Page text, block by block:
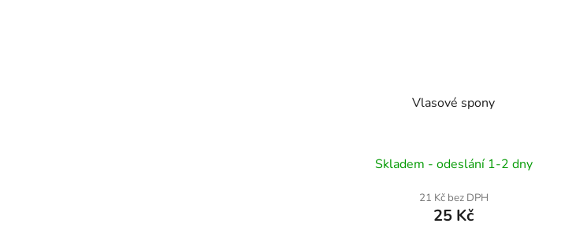
Vlasové spony
Skladem - odeslání 1-2 dny
21 Kč bez DPH
25 Kč